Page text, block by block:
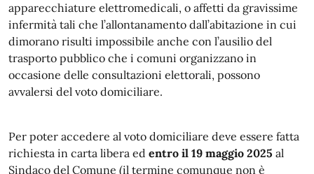
apparecchiature elettromedicali, o affetti da gravissime
infermità tali che l’allontanamento dall’abitazione in cui
dimorano risulti impossibile anche con l’ausilio del
trasporto pubblico che i comuni organizzano in
occasione delle consultazioni elettorali, possono
avvalersi del voto domiciliare.
Per poter accedere al voto domiciliare deve essere fatta
richiesta in carta libera ed entro il 19 maggio 2025 al
Sindaco del Comune (il termine comunque non è